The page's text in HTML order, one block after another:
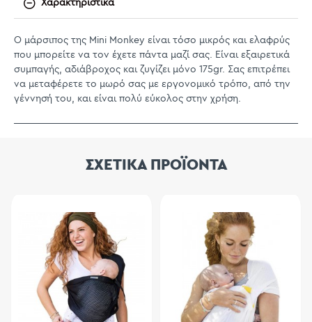
Ο μάρσιπος της Mini Monkey είναι τόσο μικρός και ελαφρύς
που μπορείτε να τον έχετε πάντα μαζί σας. Είναι εξαιρετικά
συμπαγής, αδιάβροχος και ζυγίζει μόνο 175gr. Σας επιτρέπει
να μεταφέρετε το μωρό σας με εργονομικό τρόπο, από την
γέννησή του, και είναι πολύ εύκολος στην χρήση.
ΣΧΕΤΙΚΑ ΠΡΟΪΟΝΤΑ